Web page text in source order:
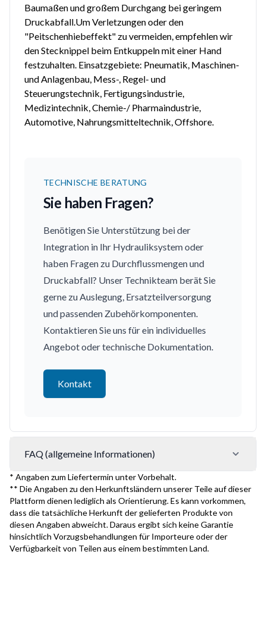
Baumaßen und großem Durchgang bei geringem
Druckabfall.Um Verletzungen oder den
"Peitschenhiebeffekt" zu vermeiden, empfehlen wir
den Stecknippel beim Entkuppeln mit einer Hand
festzuhalten. Einsatzgebiete: Pneumatik, Maschinen-
und Anlagenbau, Mess-, Regel- und
Steuerungstechnik, Fertigungsindustrie,
Medizintechnik, Chemie-/ Pharmaindustrie,
Automotive, Nahrungsmitteltechnik, Offshore.
TECHNISCHE BERATUNG
Sie haben Fragen?
Benötigen Sie Unterstützung bei der
Integration in Ihr Hydrauliksystem oder
haben Fragen zu Durchflussmengen und
Druckabfall? Unser Technikteam berät Sie
gerne zu Auslegung, Ersatzteilversorgung
und passenden Zubehörkomponenten.
Kontaktieren Sie uns für ein individuelles
Angebot oder technische Dokumentation.
Kontakt
FAQ (allgemeine Informationen)
* Angaben zum Liefertermin unter Vorbehalt.
** Die Angaben zu den Herkunftsländern unserer Teile auf dieser
Plattform dienen lediglich als Orientierung. Es kann vorkommen,
dass die tatsächliche Herkunft der gelieferten Produkte von
diesen Angaben abweicht. Daraus ergibt sich keine Garantie
hinsichtlich Vorzugsbehandlungen für Importeure oder der
Verfügbarkeit von Teilen aus einem bestimmten Land.